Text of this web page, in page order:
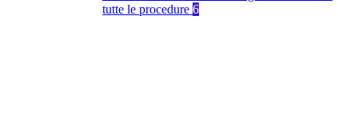
tutte le procedure 6